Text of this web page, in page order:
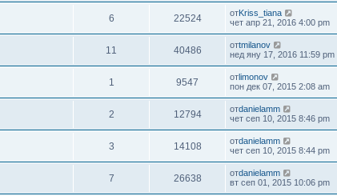
6 22524 отKriss_tiana
чет апр 21, 2016 4:00 pm
11 40486 отtmilanov
нед яну 17, 2016 11:59 pm
1 9547 отlimonov
пон дек 07, 2015 2:08 am
2 12794 отdanielamm
чет сеп 10, 2015 8:46 pm
3 14108 отdanielamm
чет сеп 10, 2015 8:44 pm
7 26638 отdanielamm
вт сеп 01, 2015 10:06 pm